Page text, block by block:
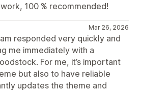
100 % recommended!
Mar 26, 2026
responded very quickly and
me immediately with a
For me, it’s important
but also to have reliable
updates the theme and